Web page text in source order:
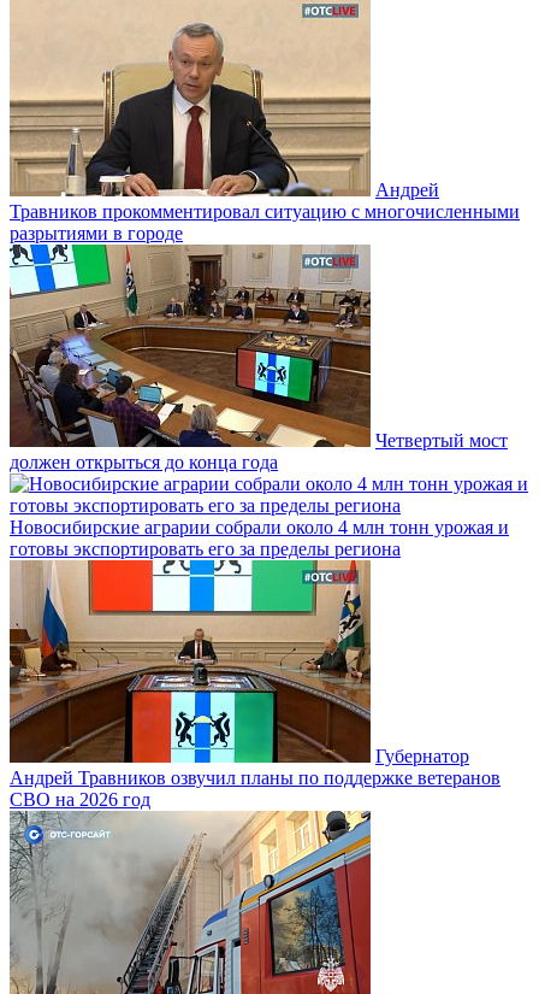
Андрей
Травников прокомментировал ситуацию с многочисленными
разрытиями в городе
Четвертый мост
должен открыться до конца года
Новосибирские аграрии собрали около 4 млн тонн урожая и
готовы экспортировать его за пределы региона
Губернатор
Андрей Травников озвучил планы по поддержке ветеранов
СВО на 2026 год